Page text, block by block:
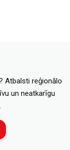
Atbalsti reģionālo
un neatkarīgu